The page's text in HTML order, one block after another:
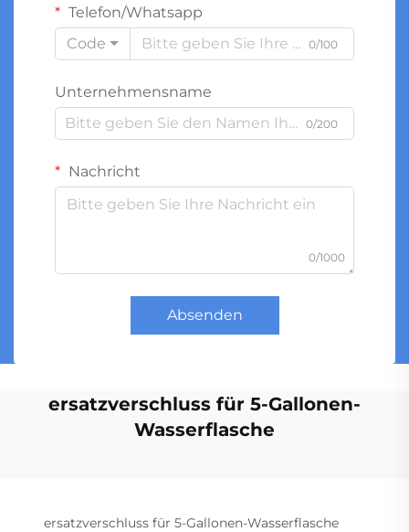
Telefon/Whatsapp
Code
0/100
Unternehmensname
0/200
Nachricht
0/1000
Absenden
ersatzverschluss für 5-Gallonen-
Wasserflasche
ersatzverschluss für 5-Gallonen-Wasserflasche